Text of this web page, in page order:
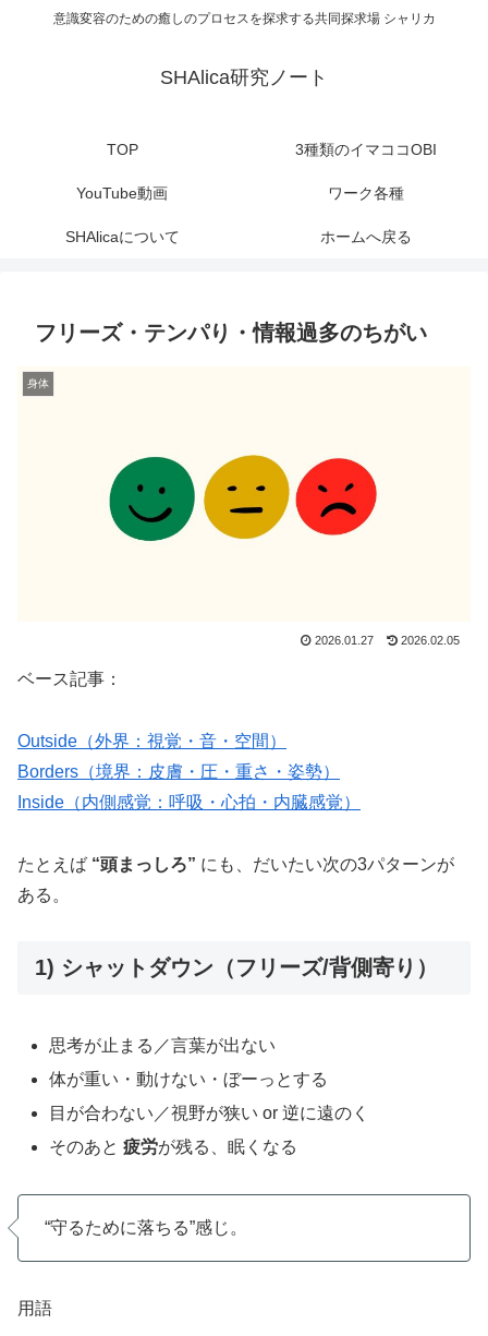
意識変容のための癒しのプロセスを探求する共同探求場 シャリカ
SHAlica研究ノート
TOP 3種類のイマココOBI
YouTube動画 ワーク各種
SHAlicaについて ホームへ戻る
フリーズ・テンパり・情報過多のちがい
身体
2026.01.27 2026.02.05
ベース記事：
Outside（外界：視覚・音・空間）
Borders（境界：皮膚・圧・重さ・姿勢）
Inside（内側感覚：呼吸・心拍・内臓感覚）
たとえば “頭まっしろ” にも、だいたい次の3パターンが
ある。
1) シャットダウン（フリーズ/背側寄り）
思考が止まる／言葉が出ない
体が重い・動けない・ぼーっとする
目が合わない／視野が狭い or 逆に遠のく
そのあと疲労が残る、眠くなる
“守るために落ちる”感じ。
用語